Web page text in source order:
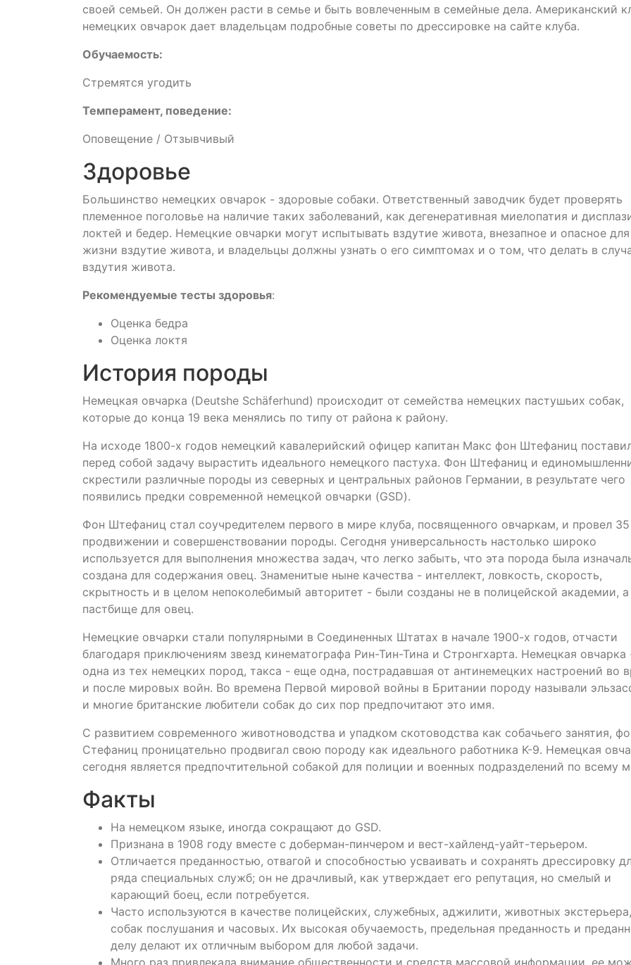
своей семьей. Он должен расти в семье и быть вовлеченным в семейные дела. Американский
немецких овчарок дает владельцам подробные советы по дрессировке на сайте клуба.
Обучаемость:
Стремятся угодить
Темперамент, поведение:
Оповещение / Отзывчивый
Здоровье
Большинство немецких овчарок - здоровые собаки. Ответственный заводчик будет проверять
племенное поголовье на наличие таких заболеваний, как дегенеративная миелопатия и
локтей и бедер. Немецкие овчарки могут испытывать вздутие живота, внезапное и опасное для
жизни вздутие живота, и владельцы должны узнать о его симптомах и о том, что делать в
вздутия живота.
Рекомендуемые тесты здоровья:
Оценка бедра
Оценка локтя
История породы
Немецкая овчарка (Deutshe Schäferhund) происходит от семейства немецких пастушьих собак,
которые до конца 19 века менялись по типу от района к району.
На исходе 1800-х годов немецкий кавалерийский офицер капитан Макс фон Штефаниц
перед собой задачу вырастить идеального немецкого пастуха. Фон Штефаниц и
скрестили различные породы из северных и центральных районов Германии, в результате чего
появились предки современной немецкой овчарки (GSD).
Фон Штефаниц стал соучредителем первого в мире клуба, посвященного овчаркам, и провел 35
продвижении и совершенствовании породы. Сегодня универсальность настолько широко
используется для выполнения множества задач, что легко забыть, что эта порода была
создана для содержания овец. Знаменитые ныне качества - интеллект, ловкость, скорость,
скрытность и в целом непоколебимый авторитет - были созданы не в полицейской академии, а
пастбище для овец.
Немецкие овчарки стали популярными в Соединенных Штатах в начале 1900-х годов, отчасти
благодаря приключениям звезд кинематографа Рин-Тин-Тина и Стронгхарта. Немецкая овчарка
одна из тех немецких пород, такса - еще одна, пострадавшая от антинемецких настроений во
и после мировых войн. Во времена Первой мировой войны в Британии породу называли
и многие британские любители собак до сих пор предпочитают это имя.
С развитием современного животноводства и упадком скотоводства как собачьего занятия,
Стефаниц проницательно продвигал свою породу как идеального работника K-9. Немецкая
сегодня является предпочтительной собакой для полиции и военных подразделений по всему
Факты
На немецком языке, иногда сокращают до GSD.
Признана в 1908 году вместе с доберман-пинчером и вест-хайленд-уайт-терьером.
Отличается преданностью, отвагой и способностью усваивать и сохранять дрессировку
ряда специальных служб; он не драчливый, как утверждает его репутация, но смелый и
карающий боец, если потребуется.
Часто используются в качестве полицейских, служебных, аджилити, животных экстерьера,
собак послушания и часовых. Их высокая обучаемость, предельная преданность и
делу делают их отличным выбором для любой задачи.
Много раз привлекала внимание общественности и средств массовой информации, ее